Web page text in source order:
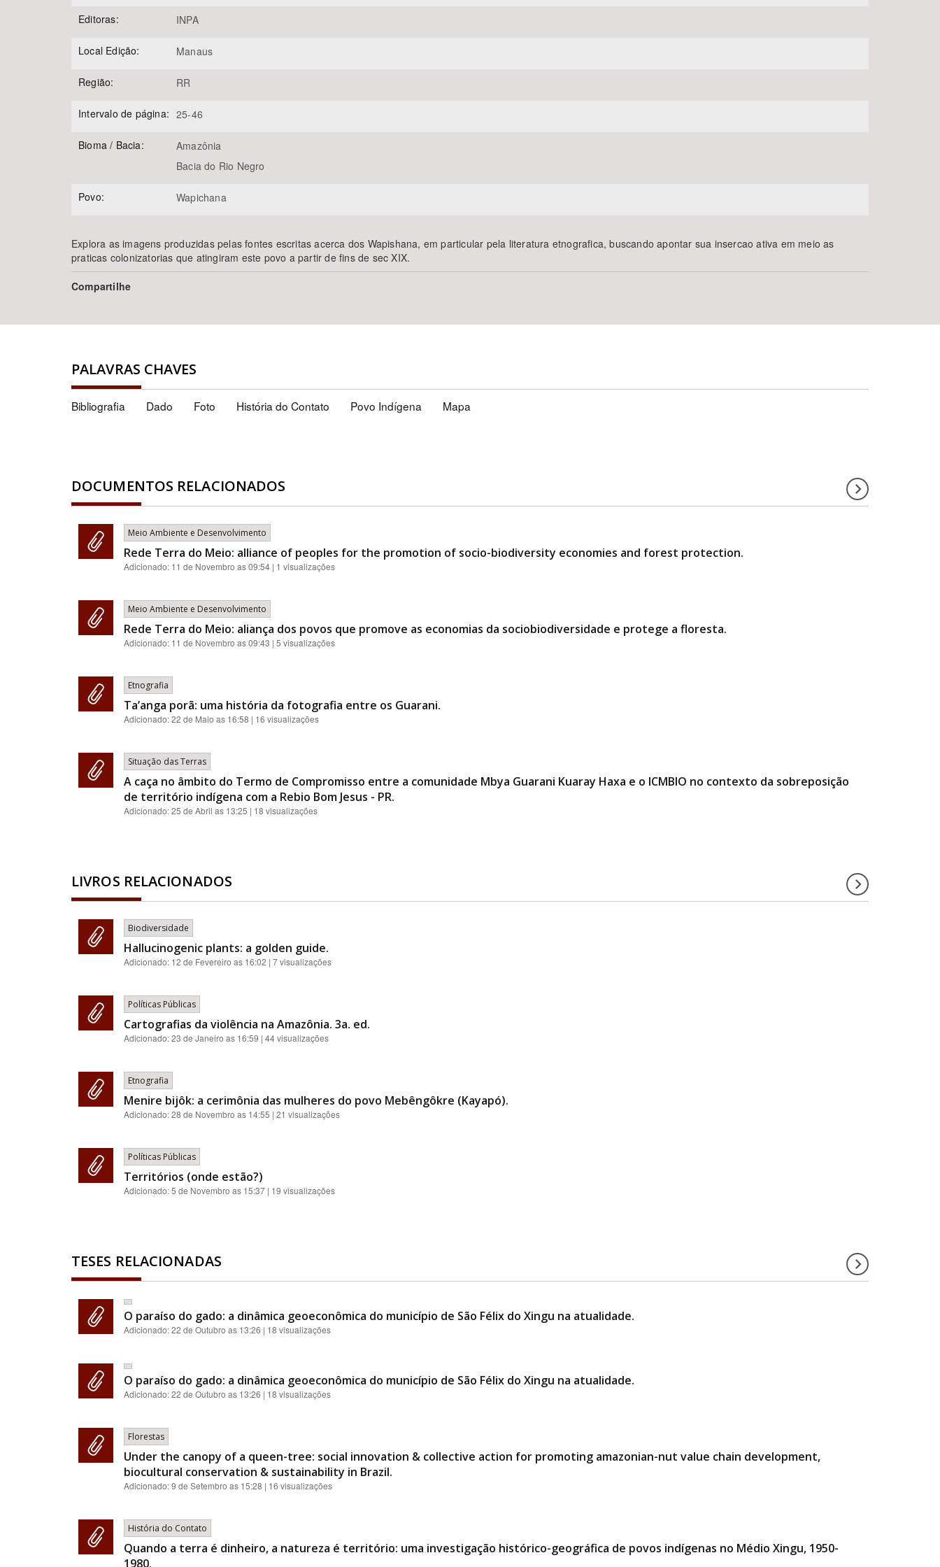
Editoras: INPA
Local Edição: Manaus
Região: RR
Intervalo de página: 25-46
Bioma / Bacia:
Amazônia
Bacia do Rio Negro
Povo: Wapichana
Explora as imagens produzidas pelas fontes escritas acerca dos Wapishana, em particular pela literatura etnografica, buscando apontar sua insercao ativa em meio as
praticas colonizatorias que atingiram este povo a partir de fins de sec XIX.
Compartilhe
PALAVRAS CHAVES
Bibliografia Dado Foto História do Contato Povo Indígena Mapa
DOCUMENTOS RELACIONADOS
Meio Ambiente e Desenvolvimento
Rede Terra do Meio: alliance of peoples for the promotion of socio-biodiversity economies and forest protection.
Adicionado: 11 de Novembro as 09:54 | 1 visualizações
Meio Ambiente e Desenvolvimento
Rede Terra do Meio: aliança dos povos que promove as economias da sociobiodiversidade e protege a floresta.
Adicionado: 11 de Novembro as 09:43 | 5 visualizações
Etnografia
Ta’anga porã: uma história da fotografia entre os Guarani.
Adicionado:22 de Maio as 16:58 | 16 visualizações
Situação das Terras
A caça no âmbito do Termo de Compromisso entre a comunidade Mbya Guarani Kuaray Haxa e o ICMBIO no contexto da sobreposição
de território indígena com a Rebio Bom Jesus - PR.
Adicionado:25 de Abril as 13:25 | 18 visualizações
LIVROS RELACIONADOS
Biodiversidade
Hallucinogenic plants: a golden guide.
Adicionado: 12 de Fevereiro as 16:02 | 7 visualizações
Políticas Públicas
Cartografias da violência na Amazônia. 3a. ed.
Adicionado:23 de Janeiro as 16:59 | 44 visualizações
Etnografia
Menire bijôk: a cerimônia das mulheres do povo Mebêngôkre (Kayapó).
Adicionado:28 de Novembro as 14:55 | 21 visualizações
Políticas Públicas
Territórios (onde estão?)
Adicionado:5 de Novembro as 15:37 | 19 visualizações
TESES RELACIONADAS
O paraíso do gado: a dinâmica geoeconômica do município de São Félix do Xingu na atualidade.
Adicionado:22 de Outubro as 13:26 | 18 visualizações
O paraíso do gado: a dinâmica geoeconômica do município de São Félix do Xingu na atualidade.
Adicionado:22 de Outubro as 13:26 | 18 visualizações
Florestas
Under the canopy of a queen-tree: social innovation & collective action for promoting amazonian-nut value chain development,
biocultural conservation & sustainability in Brazil.
Adicionado:9 de Setembro as 15:28 | 16 visualizações
História do Contato
Quando a terra é dinheiro, a natureza é território: uma investigação histórico-geográfica de povos indígenas no Médio Xingu, 1950-
1980.